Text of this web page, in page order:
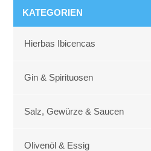
KATEGORIEN
Hierbas Ibicencas
Gin & Spirituosen
Salz, Gewürze & Saucen
Olivenöl & Essig